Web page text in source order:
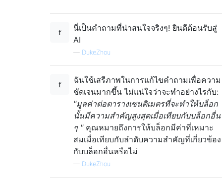
นี่เป็นคำถามที่น่าสนใจจริงๆ! ยินดีต้อนรับสู่
AI
— DukeZhou
ฉันใช้เสรีภาพในการแก้ไขคำถามเพื่อความ
ชัดเจนมากขึ้น ไม่แน่ใจว่าจะทำอย่างไรกับ:
"มูลค่าต่อตารางเซนติเมตรที่จะทำให้บล็อก
นั้นมีความสำคัญสูงสุดเมื่อเทียบกับบล็อกอื่น
ๆ "คุณหมายถึงการให้บล็อกมีค่าที่เหมาะ
สมเมื่อเทียบกับลำดับความสำคัญที่เกี่ยวข้อง
กับบล็อกอื่นหรือไม่
— DukeZhou